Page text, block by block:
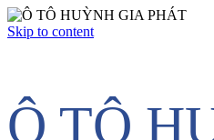
Skip to content
Ô TÔ